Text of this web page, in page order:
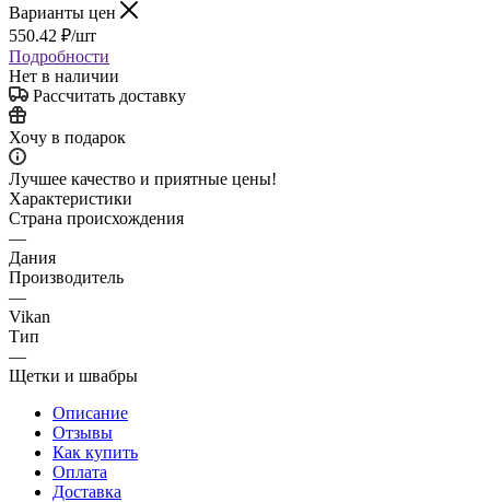
Варианты цен
550.42 ₽/шт
Подробности
Нет в наличии
Рассчитать доставку
Хочу в подарок
Лучшее качество и приятные цены!
Характеристики
Страна происхождения
—
Дания
Производитель
—
Vikan
Тип
—
Щетки и швабры
Описание
Отзывы
Как купить
Оплата
Доставка